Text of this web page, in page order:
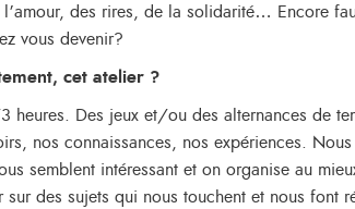
des rires, de la solidarité… Encore
vous devenir?
cet atelier ?
heures. Des jeux et/ou des alternances de
nos connaissances, nos expériences.
semblent intéressant et on organise au
sur des sujets qui nous touchent et nous font